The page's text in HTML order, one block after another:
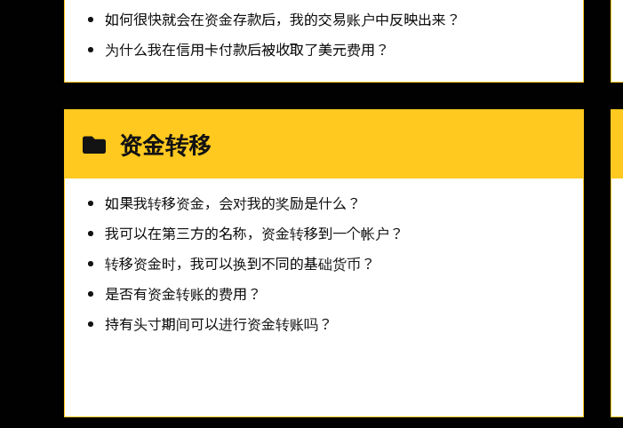
如何很快就会在资金存款后，我的交易账户中反映出来？
为什么我在信用卡付款后被收取了美元费用？
资金转移
如果我转移资金，会对我的奖励是什么？
我可以在第三方的名称，资金转移到一个帐户？
转移资金时，我可以换到不同的基础货币？
是否有资金转账的费用？
持有头寸期间可以进行资金转账吗？